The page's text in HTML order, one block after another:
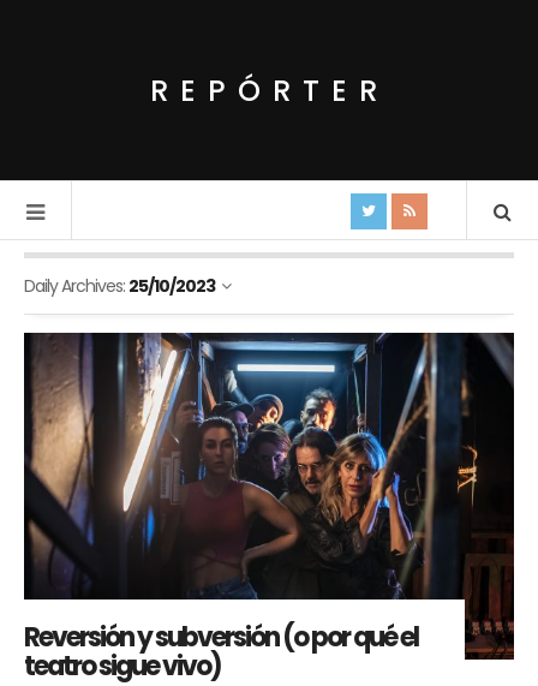
REPÓRTER
Daily Archives: 25/10/2023
Reversión y subversión (o por qué el
teatro sigue vivo)